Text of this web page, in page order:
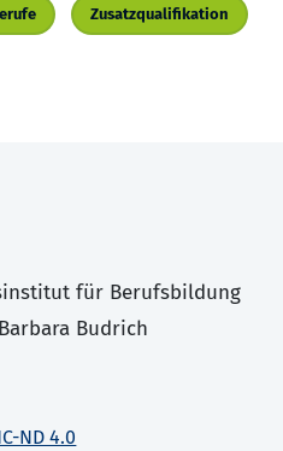
Zusatzqualifikation
für Berufsbildung
Budrich
ND 4.0